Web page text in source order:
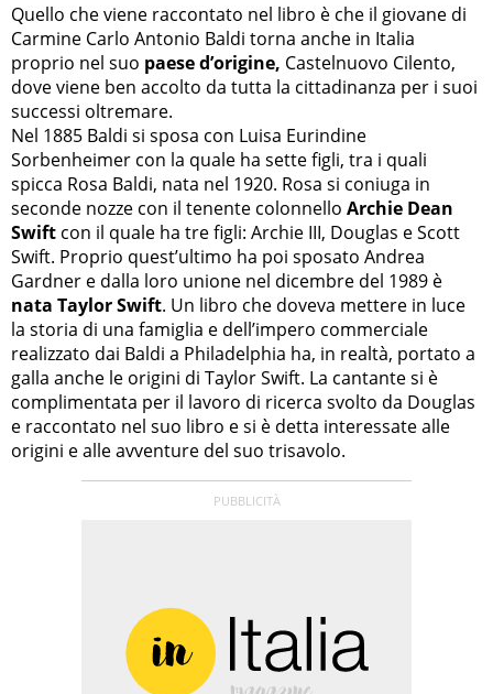
Quello che viene raccontato nel libro è che il giovane di
Carmine Carlo Antonio Baldi torna anche in Italia
proprio nel suo paese d’origine, Castelnuovo Cilento,
dove viene ben accolto da tutta la cittadinanza per i suoi
successi oltremare.
Nel 1885 Baldi si sposa con Luisa Eurindine
Sorbenheimer con la quale ha sette figli, tra i quali
spicca Rosa Baldi, nata nel 1920. Rosa si coniuga in
seconde nozze con il tenente colonnello Archie Dean
Swift con il quale ha tre figli: Archie III, Douglas e Scott
Swift. Proprio quest’ultimo ha poi sposato Andrea
Gardner e dalla loro unione nel dicembre del 1989 è
nata Taylor Swift. Un libro che doveva mettere in luce
la storia di una famiglia e dell’impero commerciale
realizzato dai Baldi a Philadelphia ha, in realtà, portato a
galla anche le origini di Taylor Swift. La cantante si è
complimentata per il lavoro di ricerca svolto da Douglas
e raccontato nel suo libro e si è detta interessate alle
origini e alle avventure del suo trisavolo.